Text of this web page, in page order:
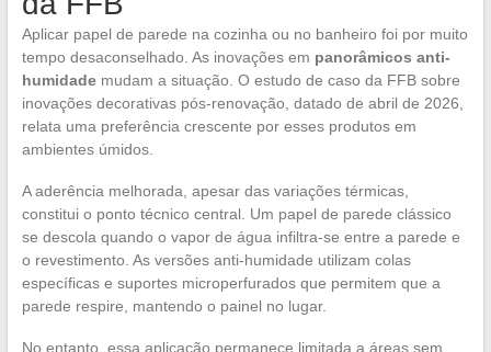
Aplicar papel de parede na cozinha ou no banheiro foi por muito
tempo desaconselhado. As inovações em panorâmicos anti-
humidademudam a situação. O estudo de caso da FFB sobre
inovações decorativas pós-renovação, datado de abril de 2026,
relata uma preferência crescente por esses produtos em
ambientes úmidos.
A aderência melhorada, apesar das variações térmicas,
constitui o ponto técnico central. Um papel de parede clássico
se descola quando o vapor de água infiltra-se entre a parede e
o revestimento. As versões anti-humidade utilizam colas
específicas e suportes microperfurados que permitem que a
parede respire, mantendo o painel no lugar.
No entanto, essa aplicação permanece limitada a áreas sem